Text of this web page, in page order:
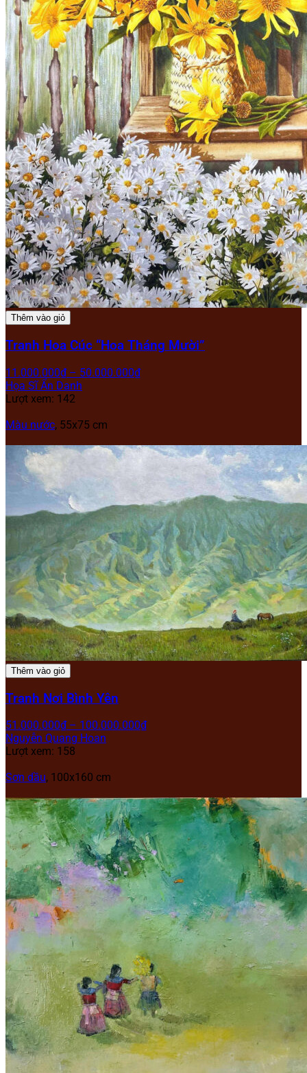
Thêm vào giỏ
Tranh Hoa Cúc “Hoa Tháng Mười”
11.000.000₫ – 50.000.000₫
Họa Sĩ Ẩn Danh
Lượt xem: 142
Màu nước, 55x75 cm
Thêm vào giỏ
Tranh Nơi Bình Yên
51.000.000₫ – 100.000.000₫
Nguyễn Quang Hoan
Lượt xem: 158
Sơn dầu, 100x160 cm